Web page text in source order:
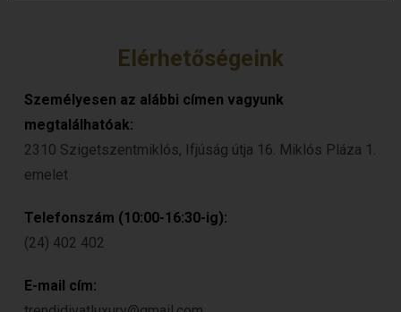
Elérhetőségeink
Személyesen az alábbi címen vagyunk
megtalálhatóak:
2310 Szigetszentmiklós, Ifjúság útja 16. Miklós Pláza 1.
emelet
Telefonszám (10:00-16:30-ig):
(24) 402 402
E-mail cím: